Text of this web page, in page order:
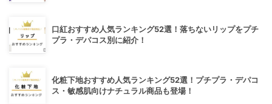
口紅おすすめ人気ランキング52選！落ちないリップをプチ
プラ・デパコス別に紹介！
化粧下地おすすめ人気ランキング52選！プチプラ・デパコ
ス・敏感肌向けナチュラル商品も登場！